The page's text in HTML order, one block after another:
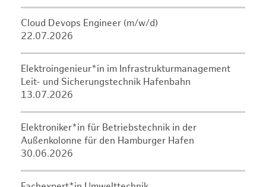
Cloud Devops Engineer (m/w/d)
22.07.2026
Elektroingenieur*in im Infrastrukturmanagement
Leit- und Sicherungstechnik Hafenbahn
13.07.2026
Elektroniker*in für Betriebstechnik in der
Außenkolonne für den Hamburger Hafen
30.06.2026